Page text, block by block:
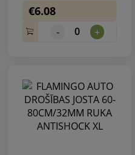
€6.08
- 0 +